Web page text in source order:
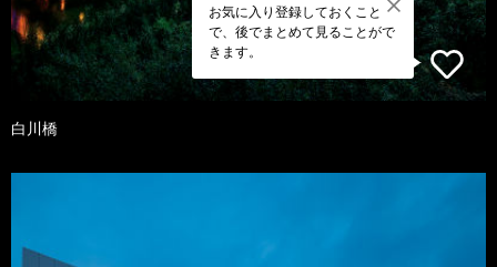
お気に入り登録しておくこと
で、後でまとめて見ることがで
きます。
白川橋